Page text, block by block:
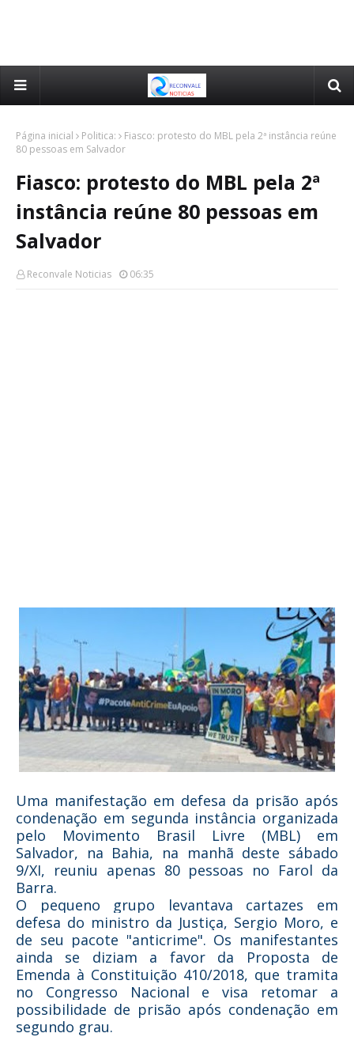
Página inicial Politica:
Fiasco: protesto do MBL pela 2ª instância reúne
80 pessoas em Salvador
Fiasco: protesto do MBL pela 2ª
instância reúne 80 pessoas em
Salvador
Reconvale Noticias 06:35
Uma manifestação em defesa da prisão após
condenação em segunda instância organizada
pelo Movimento Brasil Livre (MBL) em
Salvador, na Bahia, na manhã deste sábado
9/XI, reuniu apenas 80 pessoas no Farol da
Barra.
O pequeno grupo levantava cartazes em
defesa do ministro da Justiça, Sergio Moro, e
de seu pacote "anticrime". Os manifestantes
ainda se diziam a favor da Proposta de
Emenda à Constituição 410/2018, que tramita
no Congresso Nacional e visa retomar a
possibilidade de prisão após condenação em
segundo grau.